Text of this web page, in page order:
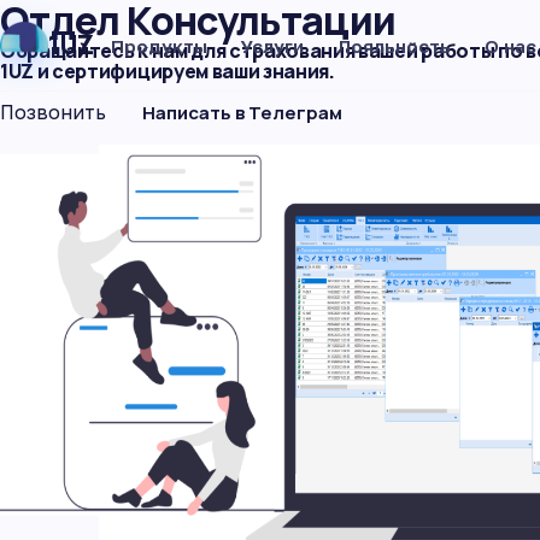
1UZ Продукты Услуги Лояльность О нас
Отдел Консультации
Обращайтесь к нам для страхования вашей работы по
1UZ и сертифицируем ваши знания.
Позвонить Написать в Телеграм